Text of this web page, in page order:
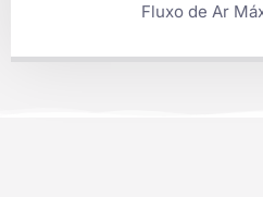
Fluxo de Ar